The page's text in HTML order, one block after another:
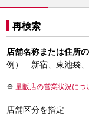
再検索
店舗名称または住所
例） 新宿、東池袋
量販店の営業状況につ
店舗区分を指定